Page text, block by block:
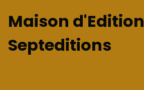
Maison d'Edition
Septeditions